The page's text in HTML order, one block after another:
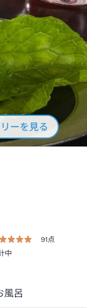
ーを見る
91点
中
風呂